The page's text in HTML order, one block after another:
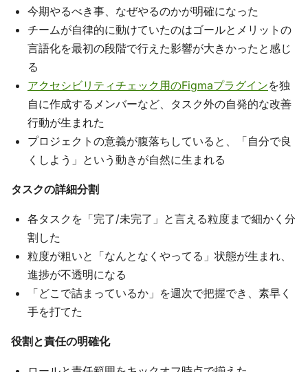
今期やるべき事、なぜやるのかが明確になった
チームが自律的に動けていたのはゴールとメリットの
言語化を最初の段階で行えた影響が大きかったと感じ
る
アクセシビリティチェック用のFigmaプラグインを独
自に作成するメンバーなど、タスク外の自発的な改善
行動が生まれた
プロジェクトの意義が腹落ちしていると、「自分で良
くしよう」という動きが自然に生まれる
タスクの詳細分割
各タスクを「完了/未完了」と言える粒度まで細かく分
割した
粒度が粗いと「なんとなくやってる」状態が生まれ、
進捗が不透明になる
「どこで詰まっているか」を週次で把握でき、素早く
手を打てた
役割と責任の明確化